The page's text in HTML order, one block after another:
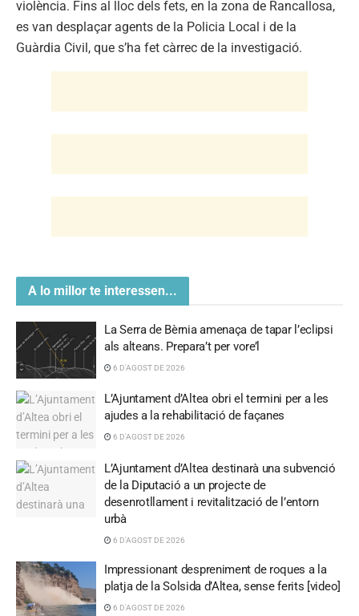
violència. Fins al lloc dels fets, en la zona de Rancallosa,
es van desplaçar agents de la Policia Local i de la
Guàrdia Civil, que s’ha fet càrrec de la investigació.
A lo millor te interessen...
La Serra de Bèrnia amenaça de tapar l’eclipsi
als alteans. Prepara’t per vore’l
6 D'AGOST DE 2026
L’Ajuntament d’Altea obri el termini per a les
ajudes a la rehabilitació de façanes
6 D'AGOST DE 2026
L’Ajuntament d’Altea destinarà una subvenció
de la Diputació a un projecte de
desenrotllament i revitalització de l’entorn
urbà
6 D'AGOST DE 2026
Impressionant despreniment de roques a la
platja de la Solsida d’Altea, sense ferits [video]
6 D'AGOST DE 2026